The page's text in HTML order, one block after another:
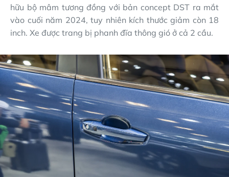
hữu bộ mâm tương đồng với bản concept DST ra mắt
vào cuối năm 2024, tuy nhiên kích thước giảm còn 18
inch. Xe được trang bị phanh đĩa thông gió ở cả 2 cầu.